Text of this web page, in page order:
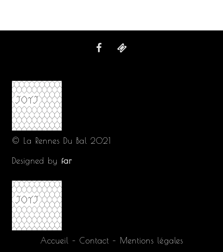
© La Rennes Du Bal 2021
Designed by far
Accueil – Contact – Mentions légales